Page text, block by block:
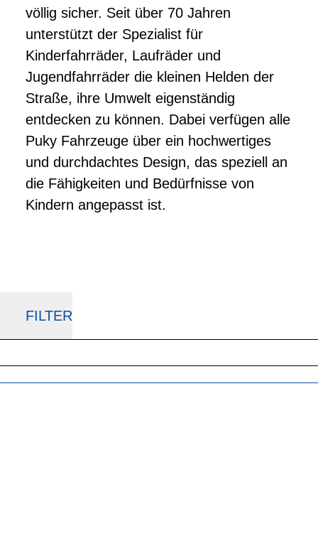
völlig sicher. Seit über 70 Jahren
unterstützt der Spezialist für
Kinderfahrräder, Laufräder und
Jugendfahrräder die kleinen Helden der
Straße, ihre Umwelt eigenständig
entdecken zu können. Dabei verfügen alle
Puky Fahrzeuge über ein hochwertiges
und durchdachtes Design, das speziell an
die Fähigkeiten und Bedürfnisse von
Kindern angepasst ist.
FILTER